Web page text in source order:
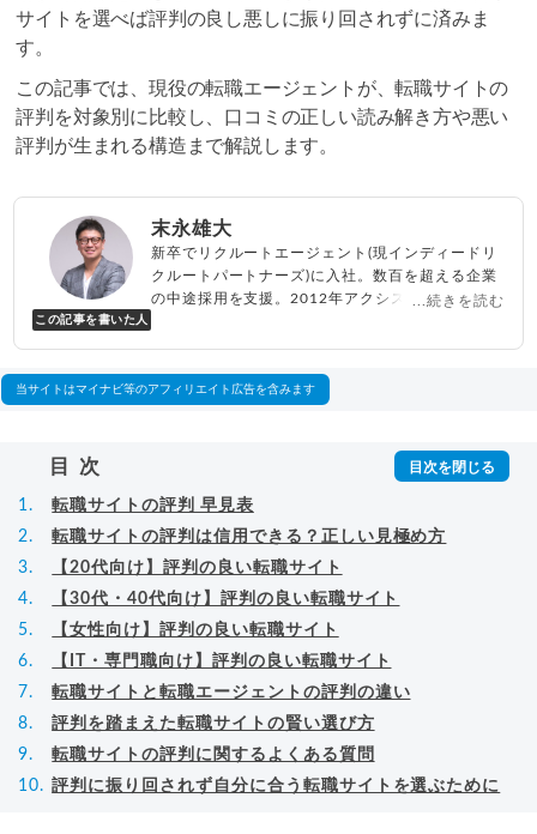
サイトを選べば評判の良し悪しに振り回されずに済みま
す。
この記事では、現役の転職エージェントが、転職サイトの
評判を対象別に比較し、口コミの正しい読み解き方や悪い
評判が生まれる構造まで解説します。
この記事を書いた人
末永雄大
新卒でリクルートエージェント(現インディードリ
クルートパートナーズ)に入社。数百を超える企業
の中途採用を支援。2012年アクシス(株)設立、代
べらない転職エージェント
...続きを読む
当サイトはマイナビ等のアフィリエイト広告を含みます
目次
転職サイトの評判 早見表
転職サイトの評判は信用できる？正しい見極め方
【20代向け】評判の良い転職サイト
【30代・40代向け】評判の良い転職サイト
【女性向け】評判の良い転職サイト
【IT・専門職向け】評判の良い転職サイト
転職サイトと転職エージェントの評判の違い
評判を踏まえた転職サイトの賢い選び方
転職サイトの評判に関するよくある質問
評判に振り回されず自分に合う転職サイトを選ぶために